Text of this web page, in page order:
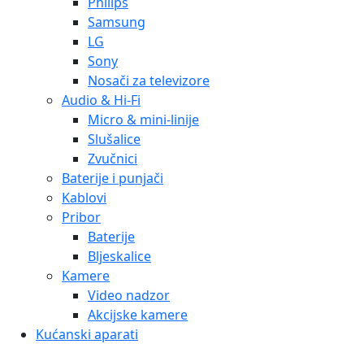
Samsung
LG
Sony
Nosači za televizore
Audio & Hi-Fi
Micro & mini-linije
Slušalice
Zvučnici
Baterije i punjači
Kablovi
Pribor
Baterije
Bljeskalice
Kamere
Video nadzor
Akcijske kamere
Kućanski aparati